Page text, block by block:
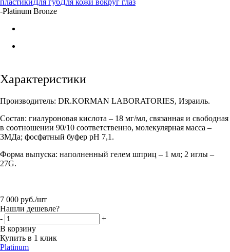
-Platinum Bronze
Характеристики
Производитель: DR.KORMAN LABORATORIES, Израиль.
Состав: гиалуроновая кислота – 18 мг/мл, связанная и свободная
в соотношении 90/10 соответственно, молекулярная масса –
3МДа; фосфатный буфер рН 7,1.
Форма выпуска: наполненный гелем шприц – 1 мл; 2 иглы –
27G.
7 000 руб./шт
Нашли дешевле?
-
+
В корзину
Купить в 1 клик
Platinum